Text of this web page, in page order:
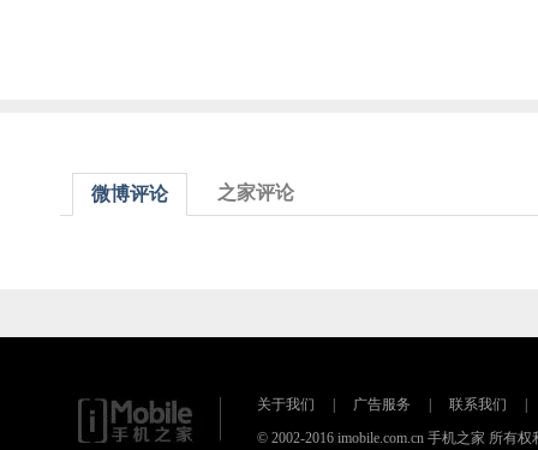
微博评论 之家评论
关于我们 广告服务 联系我们
© 2002-2016 imobile.com.cn 手机之家 所有权